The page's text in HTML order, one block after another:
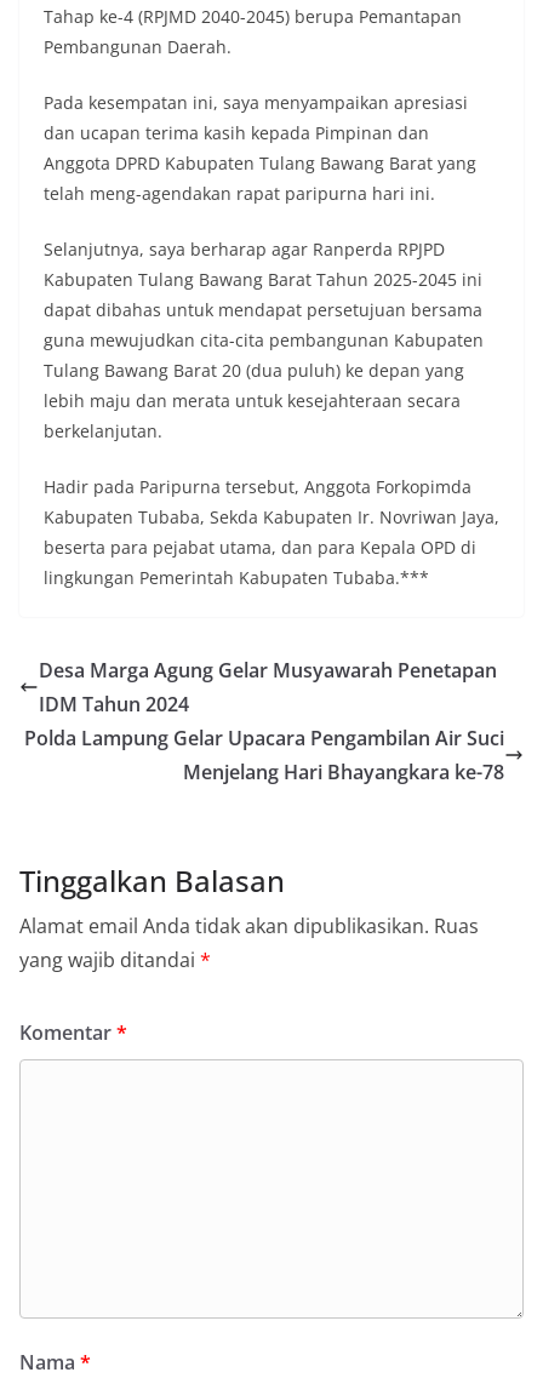
Tahap ke-4 (RPJMD 2040-2045) berupa Pemantapan
Pembangunan Daerah.
Pada kesempatan ini, saya menyampaikan apresiasi
dan ucapan terima kasih kepada Pimpinan dan
Anggota DPRD Kabupaten Tulang Bawang Barat yang
telah meng-agendakan rapat paripurna hari ini.
Selanjutnya, saya berharap agar Ranperda RPJPD
Kabupaten Tulang Bawang Barat Tahun 2025-2045 ini
dapat dibahas untuk mendapat persetujuan bersama
guna mewujudkan cita-cita pembangunan Kabupaten
Tulang Bawang Barat 20 (dua puluh) ke depan yang
lebih maju dan merata untuk kesejahteraan secara
berkelanjutan.
Hadir pada Paripurna tersebut, Anggota Forkopimda
Kabupaten Tubaba, Sekda Kabupaten Ir. Novriwan Jaya,
beserta para pejabat utama, dan para Kepala OPD di
lingkungan Pemerintah Kabupaten Tubaba.***
Desa Marga Agung Gelar Musyawarah Penetapan
IDM Tahun 2024
Polda Lampung Gelar Upacara Pengambilan Air Suci
Menjelang Hari Bhayangkara ke-78
Tinggalkan Balasan
Alamat email Anda tidak akan dipublikasikan. Ruas
yang wajib ditandai *
Komentar*
Nama *